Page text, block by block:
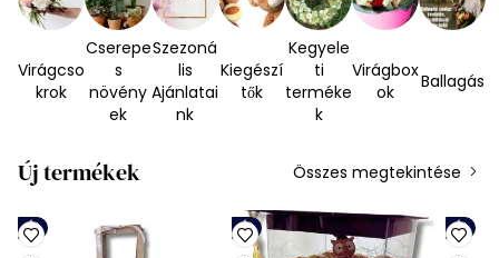
Virágcso
krok
Cserepe
s
növény
ek
Szezoná
lis
Ajánlatai
nk
Kiegészí
tők
Kegyele
ti
terméke
k
Virágbox
ok
Ballagás
Új termékek Összes megtekintése
Új Új Új